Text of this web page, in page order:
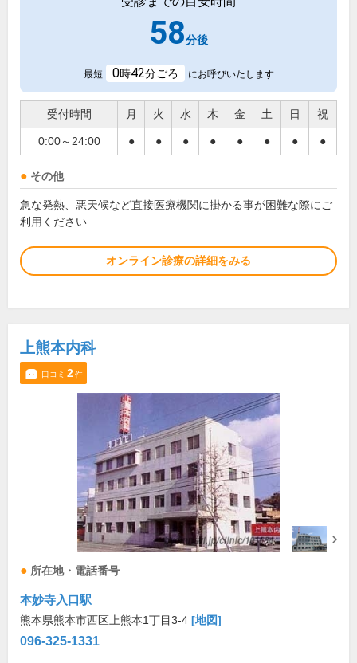
58分後
最短 0時42分ごろ にお呼びいたします
受付時間 月 火 水 木 金 土 日 祝
0:00～24:00 ● ● ● ● ● ● ● ●
その他
急な発熱、悪天候など直接医療機関に掛かる事が困難な際にご
利用ください
オンライン診療の詳細をみる
上熊本内科
口コミ 2件
所在地・電話番号
本妙寺入口駅
熊本県熊本市西区上熊本1丁目3-4 [地図]
096-325-1331